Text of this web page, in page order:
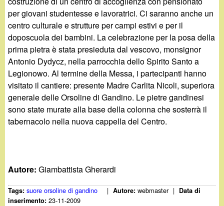
per giovani studentesse e lavoratrici. Ci saranno anche un
centro culturale e strutture per campi estivi e per il
doposcuola dei bambini. La celebrazione per la posa della
prima pietra è stata presieduta dal vescovo, monsignor
Antonio Dydycz, nella parrocchia dello Spirito Santo a
Legionowo. Al termine della Messa, i partecipanti hanno
visitato il cantiere: presente Madre Carlita Nicoli, superiora
generale delle Orsoline di Gandino. Le pietre gandinesi
sono state murate alla base della colonna che sosterrà il
tabernacolo nella nuova cappella del Centro.
Autore:Giambattista Gherardi
Tags:suore orsoline di gandino | Autore:webmaster |
Data di
inserimento:23-11-2009